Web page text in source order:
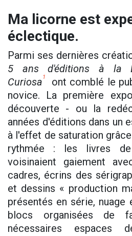
Ma licorne est
éclectique.
Parmi ses dernières
5 ans d'éditions à la
Curiosa1
ont comblé le
novice. La première
découverte - ou la
années d'éditions dans un
à l'effet de saturation
rythmée : les livres
voisinaient gaiement
cadres, écrins des
et dessins « production
présentés en série,
blocs organisées de
nécessaires espaces